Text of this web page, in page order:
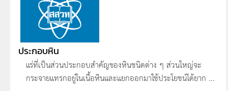
ประกอบหิน
แร่ที่เป็นส่วนประกอบสำคัญของหินชนิดต่าง ๆ ส่วนใหญ่จะ
กระจายแทรกอยู่ในเนื้อหินและแยกออกมาใช้ประโยชน์ได้ยาก ...